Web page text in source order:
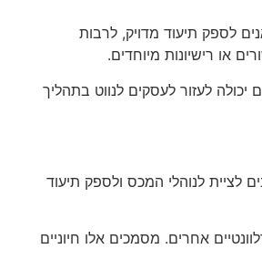
לספק תיעוד מדויק, לרבות
או רישיונות מיוחדים.
יכולה לעזור לעסקים לנווט בתהליך
לציית לנוהלי המכס ולספק תיעוד
אחרים. מסמכים אלו חיוניים